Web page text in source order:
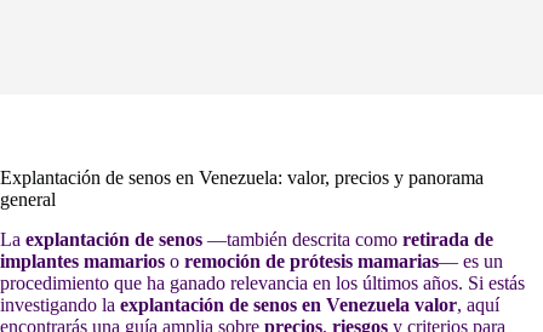
Explantación de senos en Venezuela: valor, precios y panorama
general
La explantación de senos —también descrita como retirada de
implantes mamarios o remoción de prótesis mamarias— es un
procedimiento que ha ganado relevancia en los últimos años. Si estás
investigando la explantación de senos en Venezuela valor, aquí
encontrarás una guía amplia sobre precios, riesgos y criterios para